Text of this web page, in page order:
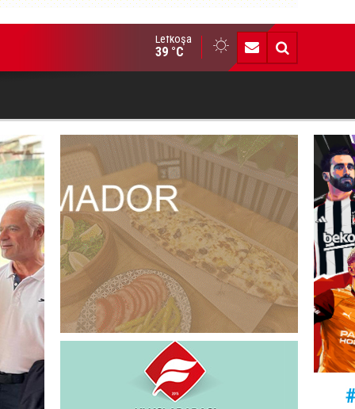
Kayıp Şahıslar Komitesi’ne 50 bin dolar katkı
Lefkoşa
39 °C